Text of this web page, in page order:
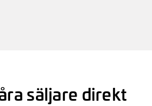
säljare direkt